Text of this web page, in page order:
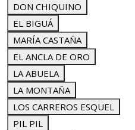
DON CHIQUINO
EL BIGUÁ
MARÍA CASTAÑA
EL ANCLA DE ORO
LA ABUELA
LA MONTAÑA
LOS CARREROS ESQUEL
PIL PIL